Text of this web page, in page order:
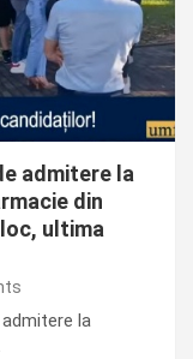
admitere la
din
ultima
la